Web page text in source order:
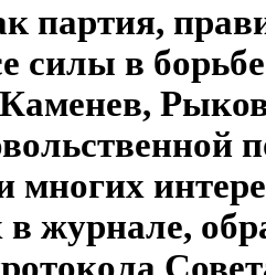
партия,
силы в
многих
журнале,